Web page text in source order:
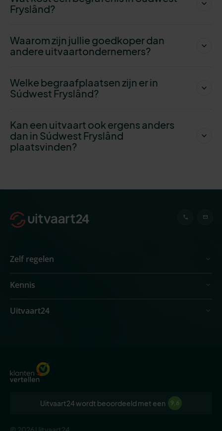
Fryslând?
Waarom zijn jullie goedkoper dan
andere uitvaartondernemers?
Welke begraafplaatsen zijn er in
Súdwest Fryslând?
Kan een uitvaart ook ergens anders
dan in Súdwest Fryslând
plaatsvinden?
Zelf regelen
Kennis
Uitvaart24
Uitvaart24 wordt beoordeeld met een 9,6